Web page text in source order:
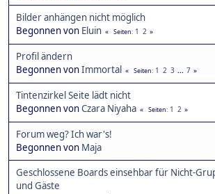
Bilder anhängen nicht möglich
Begonnen von Eluin Seiten 1 2
Profil ändern
Begonnen vonImmortal Seiten 1 2 3 ... 7
Tintenzirkel Seite lädt nicht
Begonnen vonCzara Niyaha Seiten 1 2
Forum weg? Ich war's!
Begonnen von Maja
Geschlossene Boards einsehbar für Nicht-
und Gäste